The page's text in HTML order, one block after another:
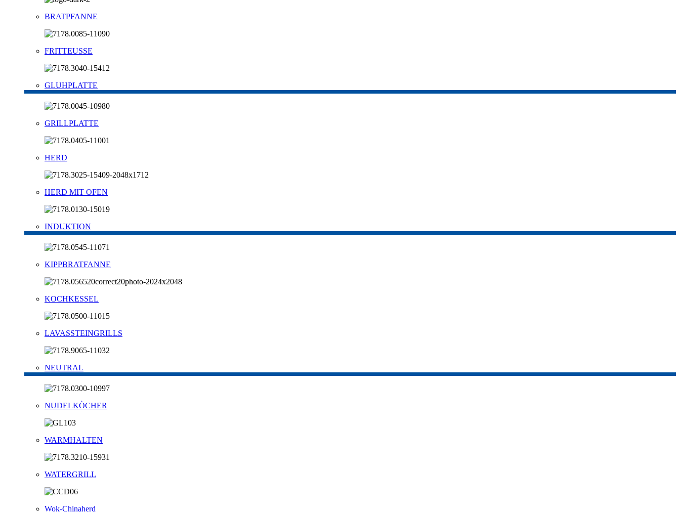
BRATPFANNE
FRITTEUSSE
GLUHPLATTE
GRILLPLATTE
HERD
HERD MIT OFEN
INDUKTION
KIPPBRATFANNE
KOCHKESSEL
LAVASSTEINGRILLS
NEUTRAL
NUDELKÒCHER
WARMHALTEN
WATERGRILL
Wok-Chinaherd